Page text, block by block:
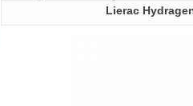
Lierac